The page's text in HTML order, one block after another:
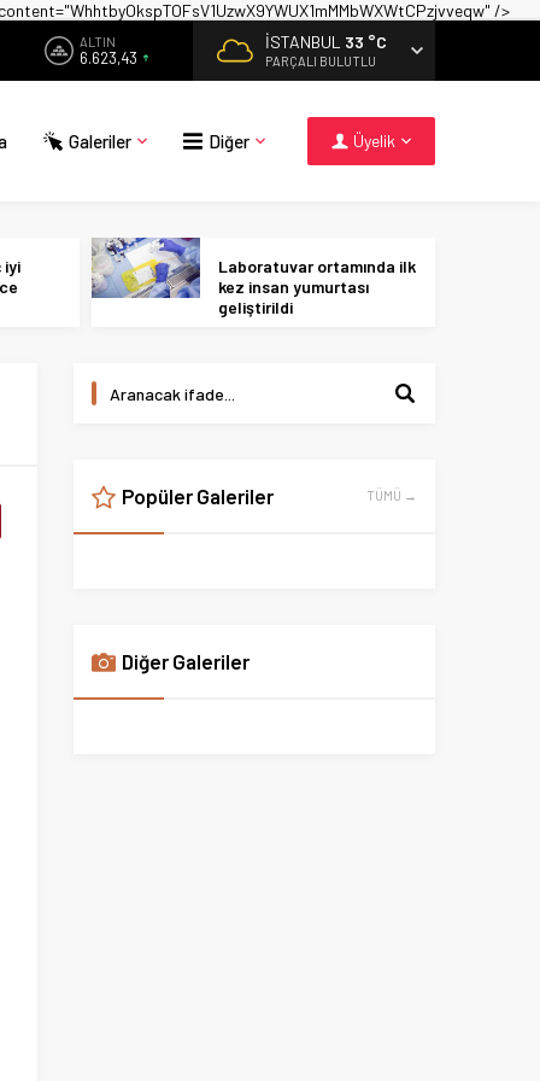
/>
ALTIN
6.623,43
İSTANBUL 33 °C
PARÇALI BULUTLU
Galeriler Diğer Üyelik
iyi
Laboratuvar ortamında ilk
kez insan yumurtası
geliştirildi
Popüler Galeriler TÜMÜ →
Diğer Galeriler